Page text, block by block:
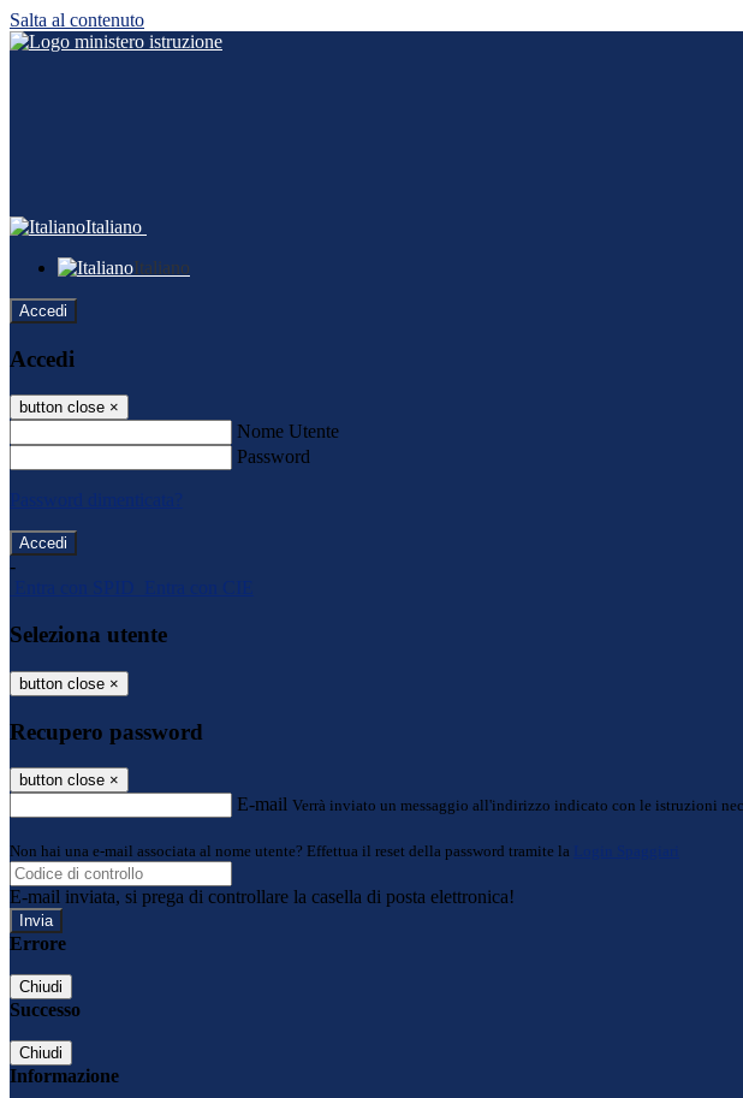
Salta al contenuto
Italiano
Italiano
Accedi
Accedi
button close ×
Nome Utente
Password
Password dimenticata?
-
Entra con SPID
Entra con CIE
Seleziona utente
button close ×
Recupero password
button close ×
E-mail Verrà inviato un messaggio all'indirizzo indicato con le istruzioni
Non hai una e-mail associata al nome utente? Effettua il reset della password tramite la Login Spaggiari
E-mail inviata, si prega di controllare la casella di posta elettronica!
Errore
Chiudi
Successo
Chiudi
Informazione